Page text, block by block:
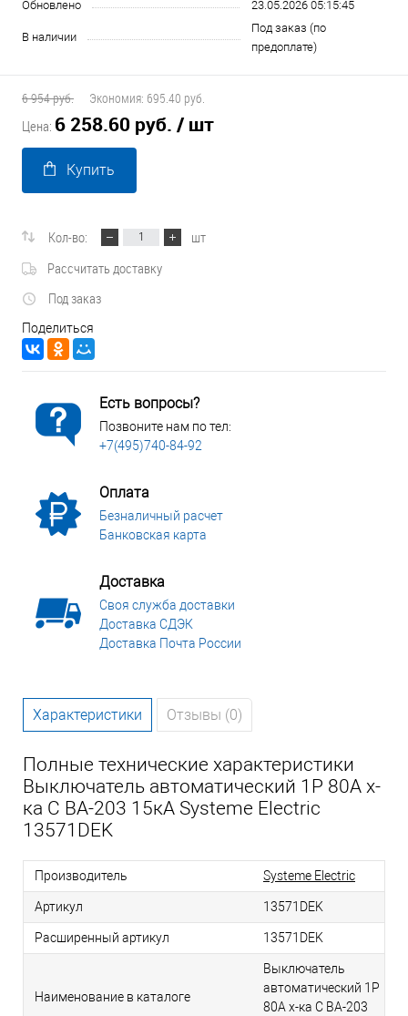
Обновлено 23.05.2026 05:15:45
В наличии
Под заказ (по
предоплате)
6 954 руб. Экономия: 695.40 руб.
Цена: 6 258.60 руб. / шт
Купить
Кол-во:
шт
Рассчитать доставку
Под заказ
Поделиться
Есть вопросы?
Позвоните нам по тел:
+7(495)740-84-92
Оплата
Безналичный расчет
Банковская карта
Доставка
Своя служба доставки
Доставка СДЭК
Доставка Почта России
Характеристики Отзывы (0)
Полные технические характеристики
Выключатель автоматический 1P 80A х-
ка C ВА-203 15кА Systeme Electric
13571DEK
Производитель Systeme Electric
Артикул 13571DEK
Расширенный артикул 13571DEK
Наименование в каталоге
Выключатель
автоматический 1P
80A х-ка C ВА-203